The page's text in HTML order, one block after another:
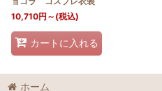
10,710円 ～ (税込)
カートに入れる
ホーム